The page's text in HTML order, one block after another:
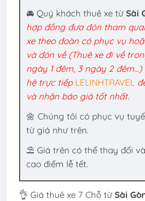
🚘 Quý khách thuê xe từSài
hợp đồng đưa đón tham
xe theo đoàn có phục vụ
và đón về (Thuê xe đi về
ngày 1 đêm, 3 ngày 2
hệ trực tiếp LELINHTRAVEL
và nhận báo giá tốt nhất.
🌼 Chúng tôi có phục vụ
từ giá như trên.
⛱ Giá trên có thể thay đổi
cao điểm lễ tết.
👌 Giá thuê xe 7 Chỗ từSài